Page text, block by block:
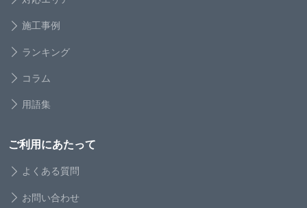
施工事例
ランキング
コラム
用語集
ご利用にあたって
よくある質問
お問い合わせ